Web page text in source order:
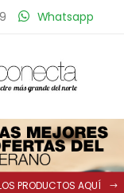
Whatsapp
menu
PRODUCTOS AQUÍ